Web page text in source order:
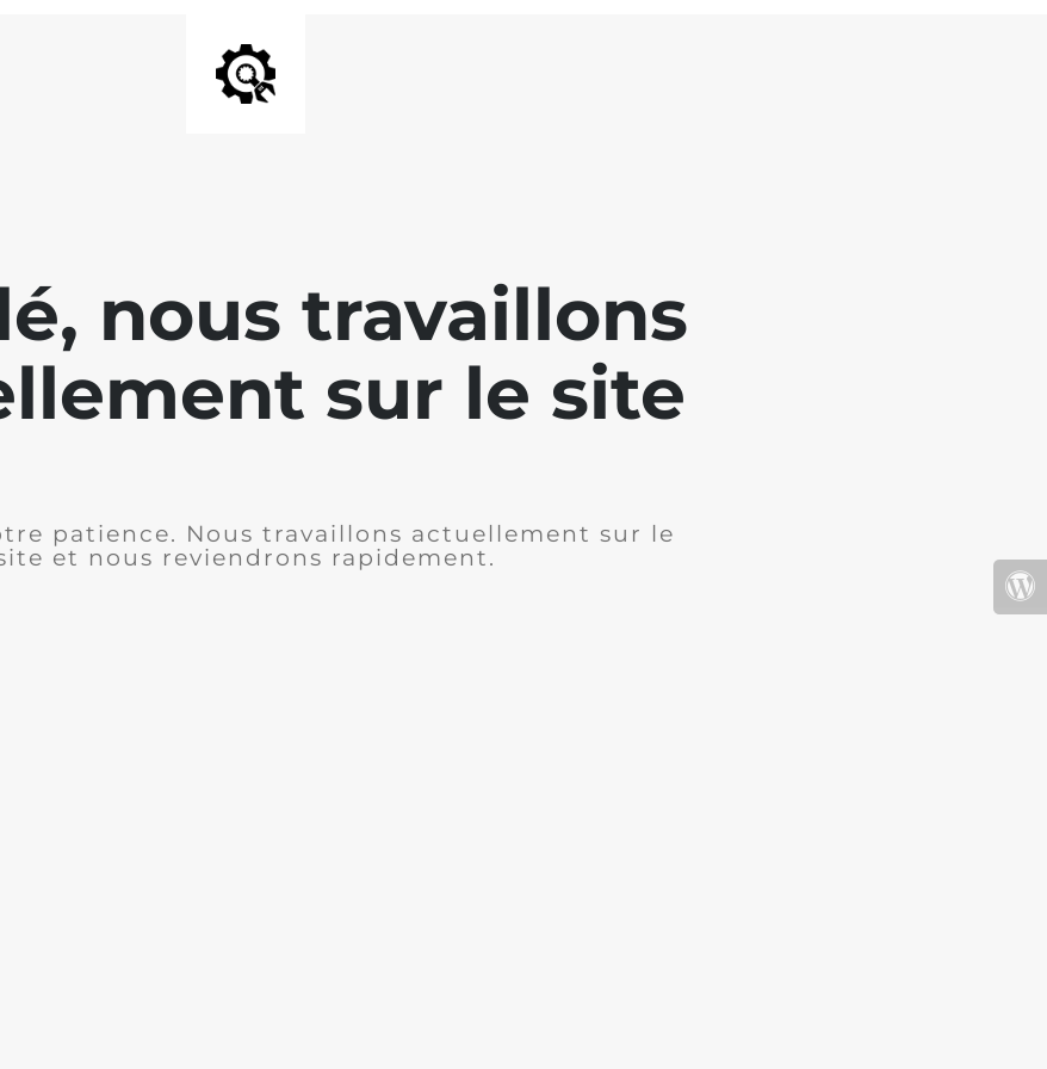
nous travaillons
sur le site
patience. Nous travaillons actuellement sur le
et nous reviendrons rapidement.